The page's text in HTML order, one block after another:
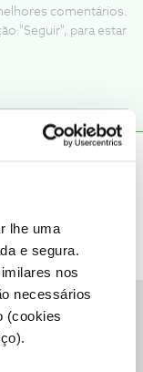
lhe uma
e segura.
nos
necessários
(cookies
comentários.
"Seguir", para estar
para pedir 2ª via